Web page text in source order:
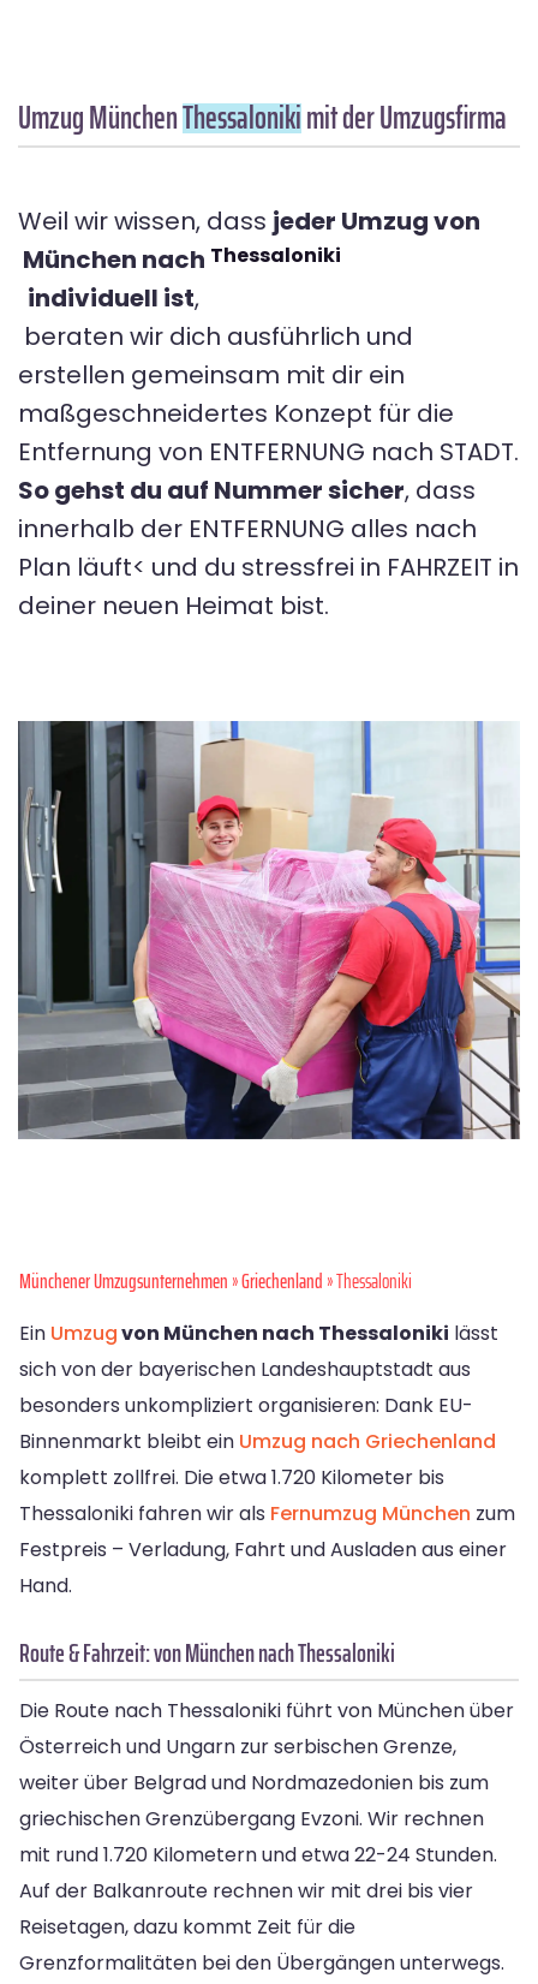
Umzug MünchenThessalonikimit der Umzugsfirma
Weil wir wissen, dass jeder Umzug von
München nach Thessaloniki
individuell ist,
beraten wir dich ausführlich und
erstellen gemeinsam mit dir ein
maßgeschneidertes Konzept für die
Entfernung von ENTFERNUNG nach STADT.
So gehst du auf Nummer sicher, dass
innerhalb der ENTFERNUNG alles nach
Plan läuft< und du stressfrei in FAHRZEIT in
deiner neuen Heimat bist.
Münchener Umzugsunternehmen»Griechenland» Thessaloniki
Ein Umzugvon München nach Thessaloniki lässt
sich von der bayerischen Landeshauptstadt aus
besonders unkompliziert organisieren: Dank EU-
Binnenmarkt bleibt ein Umzug nach Griechenland
komplett zollfrei. Die etwa 1.720 Kilometer bis
Thessaloniki fahren wir als Fernumzug München zum
Festpreis – Verladung, Fahrt und Ausladen aus einer
Hand.
Route & Fahrzeit: von München nach Thessaloniki
Die Route nach Thessaloniki führt von München über
Österreich und Ungarn zur serbischen Grenze,
weiter über Belgrad und Nordmazedonien bis zum
griechischen Grenzübergang Evzoni. Wir rechnen
mit rund 1.720 Kilometern und etwa 22-24 Stunden.
Auf der Balkanroute rechnen wir mit drei bis vier
Reisetagen, dazu kommt Zeit für die
Grenzformalitäten bei den Übergängen unterwegs.